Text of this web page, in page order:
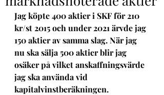
Jag köpte 400 aktier i SKF för 210
kr/st 2015 och under 2021 ärvde jag
150 aktier av samma slag. När jag
nu ska sälja 500 aktier blir jag
osäker på vilket anskaffningsvärde
jag ska använda vid
kapitalvinstberäkningen.